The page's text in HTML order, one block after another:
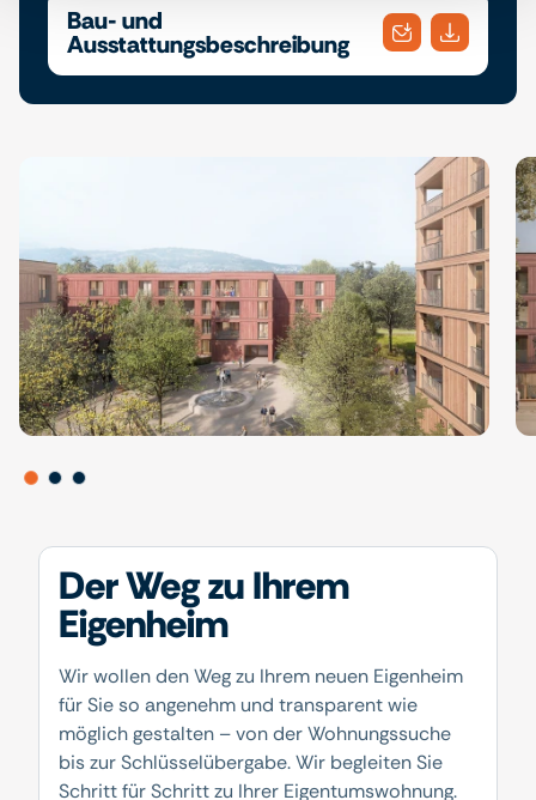
Bau- und
Ausstattungsbeschreibung
Der Weg zu Ihrem
Eigenheim
Wir wollen den Weg zu Ihrem neuen Eigenheim
für Sie so angenehm und transparent wie
möglich gestalten – von der Wohnungssuche
bis zur Schlüsselübergabe. Wir begleiten Sie
Schritt für Schritt zu Ihrer Eigentumswohnung.